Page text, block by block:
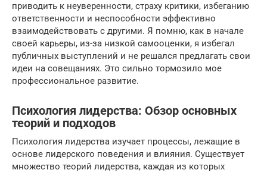
приводить к неуверенности, страху критики, избеганию
ответственности и неспособности эффективно
взаимодействовать с другими. Я помню, как в начале
своей карьеры, из-за низкой самооценки, я избегал
публичных выступлений и не решался предлагать свои
идеи на совещаниях. Это сильно тормозило мое
профессиональное развитие.
Психология лидерства: Обзор основных
теорий и подходов
Психология лидерства изучает процессы, лежащие в
основе лидерского поведения и влияния. Существует
множество теорий лидерства, каждая из которых